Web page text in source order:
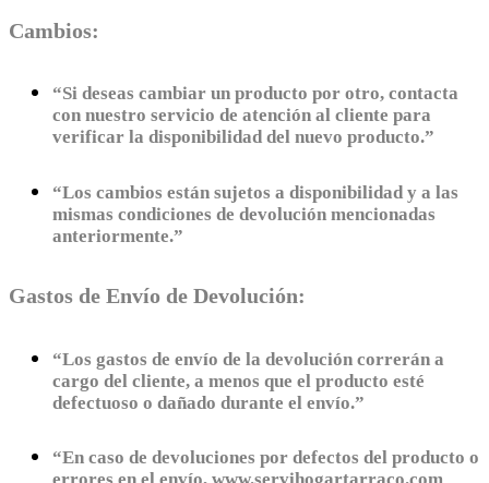
Cambios:
“Si deseas cambiar un producto por otro, contacta
con nuestro servicio de atención al cliente para
verificar la disponibilidad del nuevo producto.”
“Los cambios están sujetos a disponibilidad y a las
mismas condiciones de devolución mencionadas
anteriormente.”
Gastos de Envío de Devolución:
“Los gastos de envío de la devolución correrán a
cargo del cliente, a menos que el producto esté
defectuoso o dañado durante el envío.”
“En caso de devoluciones por defectos del producto o